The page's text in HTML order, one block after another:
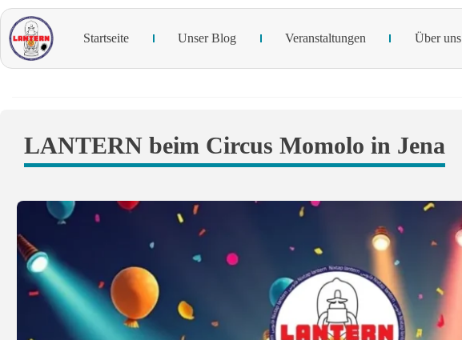
Startseite Unser Blog Veranstaltungen Über uns
LANTERN beim Circus Momolo in Jena